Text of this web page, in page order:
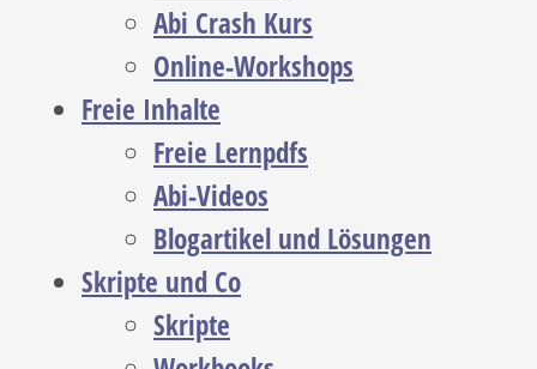
Abi Crash Kurs
Online-Workshops
Freie Inhalte
Freie Lernpdfs
Abi-Videos
Blogartikel und Lösungen
Skripte und Co
Skripte